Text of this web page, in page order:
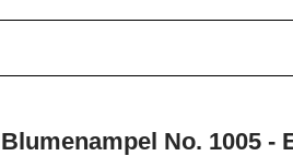
Blumenampel No. 1005 -